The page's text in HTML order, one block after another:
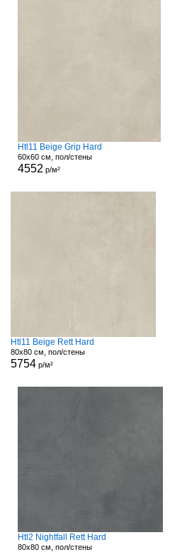
Htl11 Beige Grip Hard
60x60 см, пол/стены
4552 р/м²
Htl11 Beige Rett Hard
80x80 см, пол/стены
5754 р/м²
Htl2 Nightfall Rett Hard
80x80 см, пол/стены